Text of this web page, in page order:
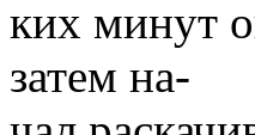
ких минут
затем на-